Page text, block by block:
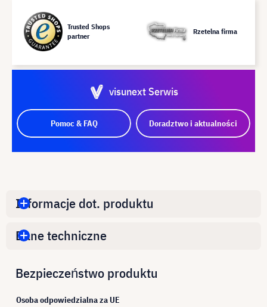
Trusted Shops
partner
Rzetelna firma
visunext Serwis
Pomoc & FAQ Doradztwo i aktualności
Informacje dot. produktu
Dane techniczne
Bezpieczeństwo produktu
Osoba odpowiedzialna za UE